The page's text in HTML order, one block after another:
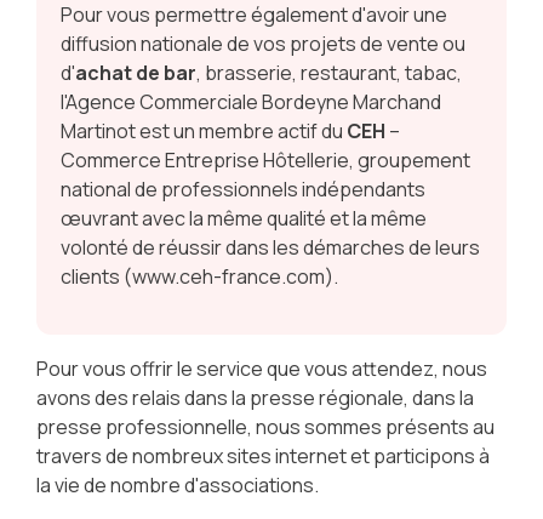
Pour vous permettre également d'avoir une
diffusion nationale de vos projets de vente ou
d'achat de bar, brasserie, restaurant, tabac,
l'Agence Commerciale Bordeyne Marchand
Martinot est un membre actif du CEH –
Commerce Entreprise Hôtellerie, groupement
national de professionnels indépendants
œuvrant avec la même qualité et la même
volonté de réussir dans les démarches de leurs
clients (www.ceh-france.com).
Pour vous offrir le service que vous attendez, nous
avons des relais dans la presse régionale, dans la
presse professionnelle, nous sommes présents au
travers de nombreux sites internet et participons à
la vie de nombre d'associations.